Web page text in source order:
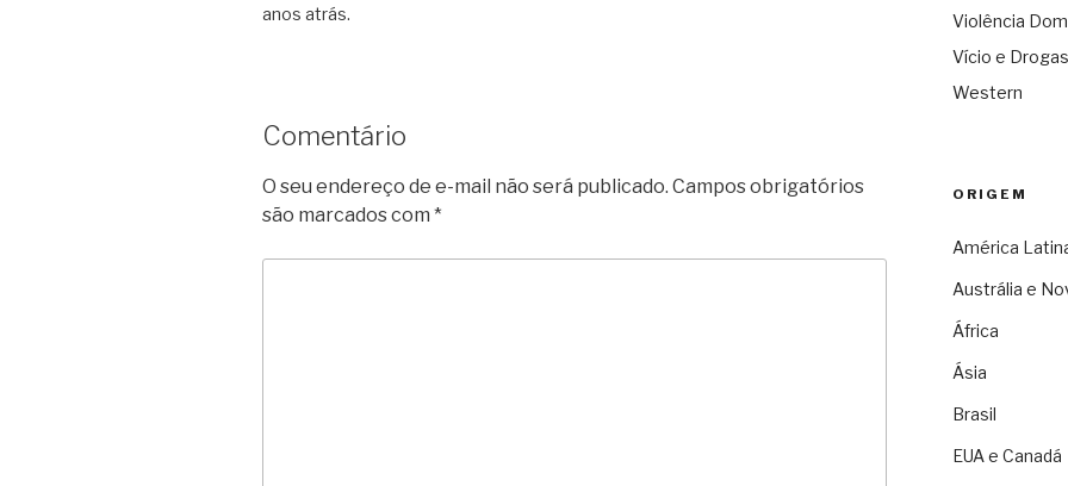
anos atrás.
Comentário
O seu endereço de e-mail não será publicado. Campos obrigatórios
são marcados com *
Violência
Vício e Drogas
Western
ORIGEM
América
Austrália e
África
Ásia
Brasil
EUA e Canadá